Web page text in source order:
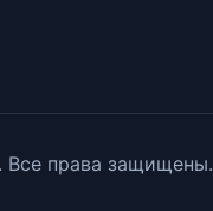
Все права защищены.